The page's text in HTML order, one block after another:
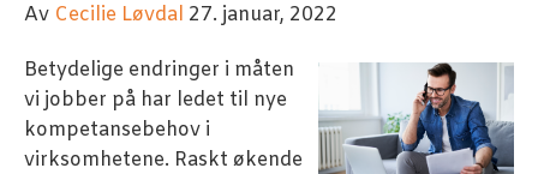
Av Cecilie Løvdal 27. januar, 2022
Betydelige endringer i måten
vi jobber på har ledet til nye
kompetansebehov i
virksomhetene. Raskt økende